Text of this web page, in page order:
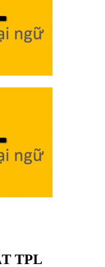
TPL